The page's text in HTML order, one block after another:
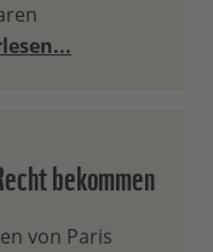
bekommen
von Paris